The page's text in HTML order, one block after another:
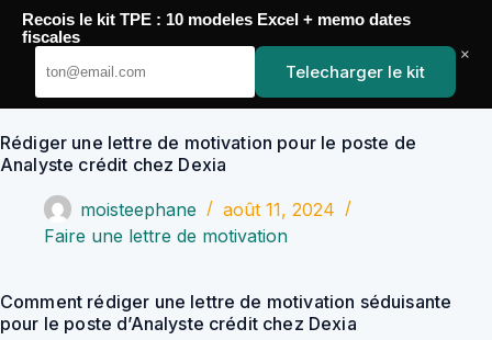
Passer
contenu
YoupiJobs
Rédiger une lettre de motivation pour le poste de
Analyste crédit chez Dexia
moisteephane
août 11, 2024
Faire une lettre de motivation
Comment rédiger une lettre de motivation séduisante
pour le poste d’Analyste crédit chez Dexia
Recois le kit TPE : 10 modeles Excel + memo dates
fiscales
Telecharger le kit
×